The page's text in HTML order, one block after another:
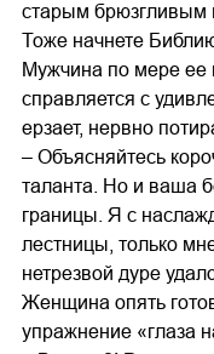
старым брюзгливым
Тоже начнете
Мужчина по мере ее
справляется с
ерзает, нервно
– Объясняйтесь
таланта. Но и ваша
границы. Я с
лестницы, только
нетрезвой дуре
Женщина опять
упражнение «глаза